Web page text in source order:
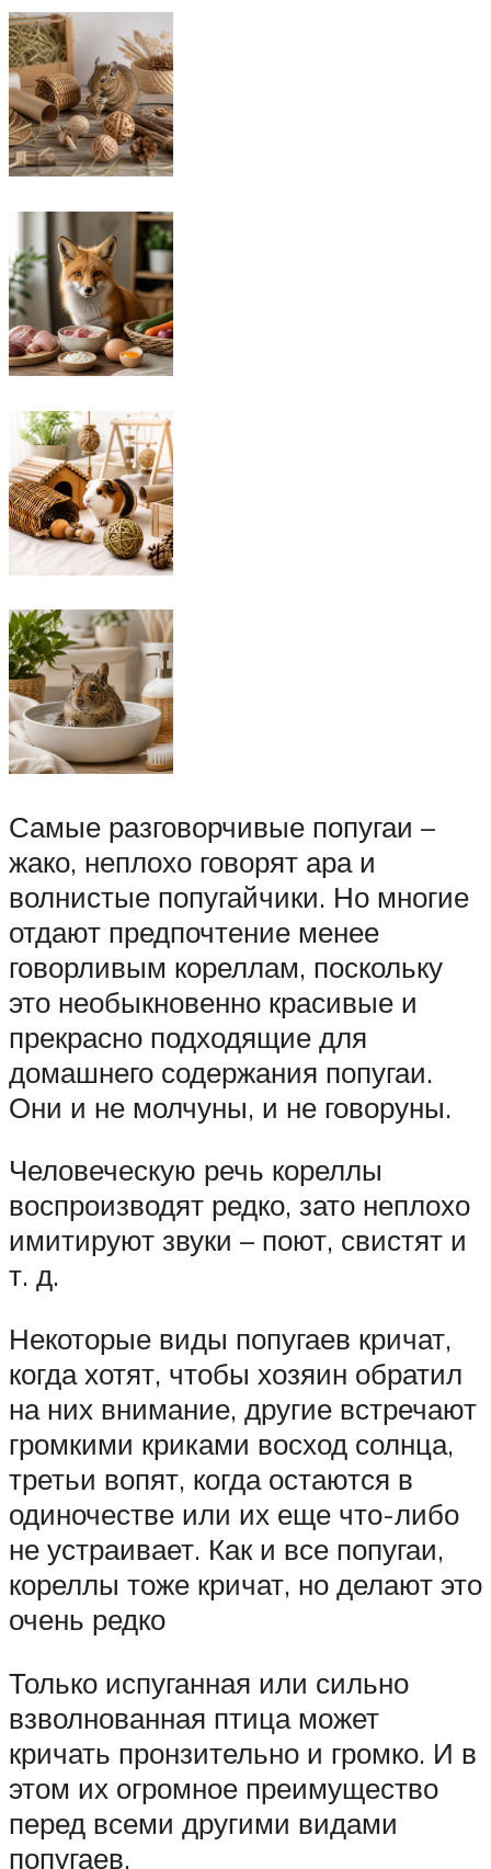
Самые разговорчивые попугаи –
жако, неплохо говорят ара и
волнистые попугайчики. Но многие
отдают предпочтение менее
говорливым кореллам, поскольку
это необыкновенно красивые и
прекрасно подходящие для
домашнего содержания попугаи.
Они и не молчуны, и не говоруны.
Человеческую речь кореллы
воспроизводят редко, зато неплохо
имитируют звуки – поют, свистят и
т. д.
Некоторые виды попугаев кричат,
когда хотят, чтобы хозяин обратил
на них внимание, другие встречают
громкими криками восход солнца,
третьи вопят, когда остаются в
одиночестве или их еще что-либо
не устраивает. Как и все попугаи,
кореллы тоже кричат, но делают это
очень редко
Только испуганная или сильно
взволнованная птица может
кричать пронзительно и громко. И в
этом их огромное преимущество
перед всеми другими видами
попугаев.